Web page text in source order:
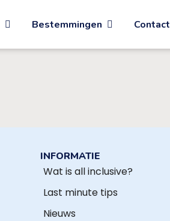
Bestemmingen Contact
INFORMATIE
Wat is all inclusive?
Last minute tips
Nieuws